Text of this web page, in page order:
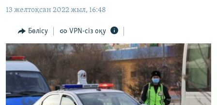
main
to
Search
АДАМ ҚҰҚЫҚТАРЫ
ӘЛЕУМЕТ
ӘЛЕМ
АРНАЙЫ ЖОБАЛАР
Русский
13 желтоқсан 2022 жыл, 16:48
Бөлісу VPN-сіз оқу